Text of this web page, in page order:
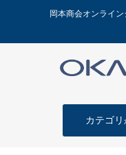
岡本商会オンライ
カテゴリ